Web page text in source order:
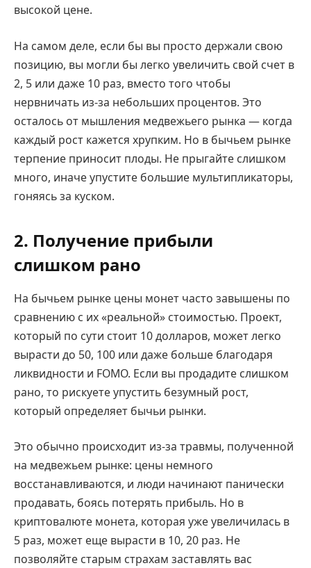
высокой цене.
На самом деле, если бы вы просто держали свою
позицию, вы могли бы легко увеличить свой счет в
2, 5 или даже 10 раз, вместо того чтобы
нервничать из-за небольших процентов. Это
осталось от мышления медвежьего рынка — когда
каждый рост кажется хрупким. Но в бычьем рынке
терпение приносит плоды. Не прыгайте слишком
много, иначе упустите большие мультипликаторы,
гоняясь за куском.
2. Получение прибыли
слишком рано
На бычьем рынке цены монет часто завышены по
сравнению с их «реальной» стоимостью. Проект,
который по сути стоит 10 долларов, может легко
вырасти до 50, 100 или даже больше благодаря
ликвидности и FOMO. Если вы продадите слишком
рано, то рискуете упустить безумный рост,
который определяет бычьи рынки.
Это обычно происходит из-за травмы, полученной
на медвежьем рынке: цены немного
восстанавливаются, и люди начинают панически
продавать, боясь потерять прибыль. Но в
криптовалюте монета, которая уже увеличилась в
5 раз, может еще вырасти в 10, 20 раз. Не
позволяйте старым страхам заставлять вас